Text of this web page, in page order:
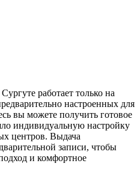
работает только на
настроенных для
вы можете получить готовое
индивидуальную настройку
центров. Выдача
записи, чтобы
и комфортное